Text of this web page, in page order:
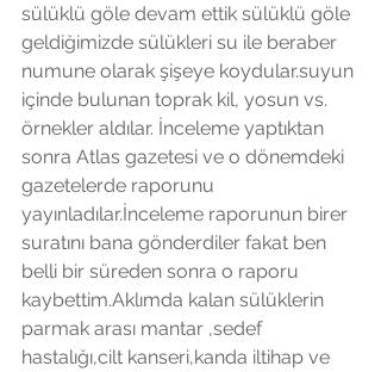
sülüklü göle devam ettik sülüklü göle
geldiğimizde sülükleri su ile beraber
numune olarak şişeye koydular.suyun
içinde bulunan toprak kil, yosun vs.
örnekler aldılar. İnceleme yaptıktan
sonra Atlas gazetesi ve o dönemdeki
gazetelerde raporunu
yayınladılar.İnceleme raporunun birer
suratını bana gönderdiler fakat ben
belli bir süreden sonra o raporu
kaybettim.Aklımda kalan sülüklerin
parmak arası mantar ,sedef
hastalığı,cilt kanseri,kanda iltihap ve